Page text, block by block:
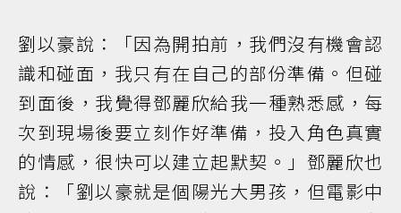
劉以豪說：「因為開拍前，我們沒有機會認
識和碰面，我只有在自己的部份準備。但碰
到面後，我覺得鄧麗欣給我一種熟悉感，每
次到現場後要立刻作好準備，投入角色真實
的情感，很快可以建立起默契。」鄧麗欣也
說：「劉以豪就是個陽光大男孩，但電影中